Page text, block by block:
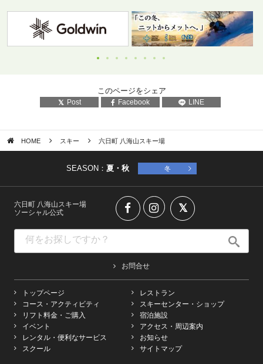
このページをシェア
Post Facebook LINE
HOME スキー 六日町 八海山スキー場
SEASON： 夏・秋 冬
六日町 八海山スキー場
ソーシャル公式
お問合せ
トップページ
コース・アクティビティ
リフト料金・ご購入
イベント
レンタル・便利なサービス
スクール
レストラン
スキーセンター・ショップ
宿泊施設
アクセス・周辺案内
お知らせ
サイトマップ